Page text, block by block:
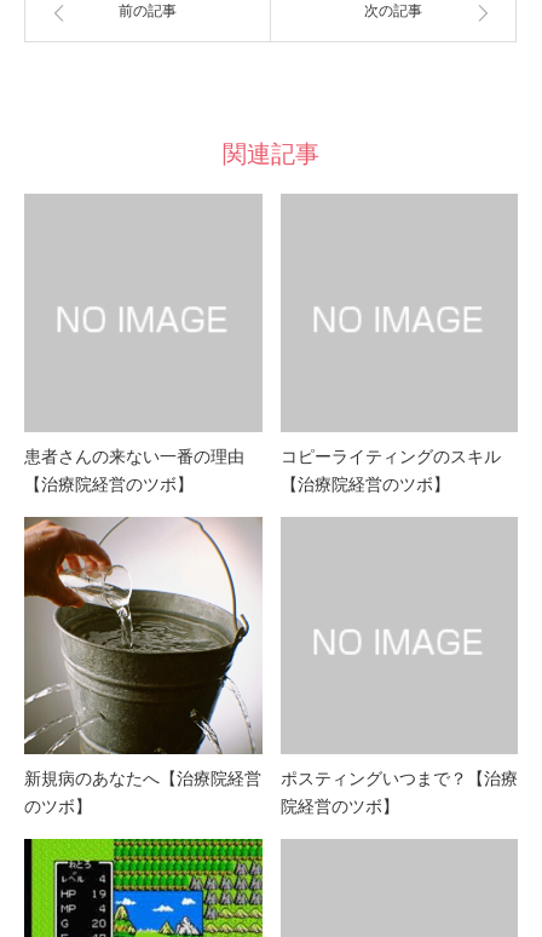
前の記事 次の記事
関連記事
患者さんの来ない一番の理由
【治療院経営のツボ】
コピーライティングのスキル
【治療院経営のツボ】
新規病のあなたへ【治療院経営
のツボ】
ポスティングいつまで？【治療
院経営のツボ】